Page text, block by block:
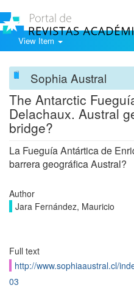
View Item
Sophia Austral
The Antarctic
Delachaux. Austral
bridge?
La Fueguía Antártica de
barrera geográfica Austral?
Author
Jara Fernández, Mauricio
Full text
http://www.sophiaaustral.cl/
03